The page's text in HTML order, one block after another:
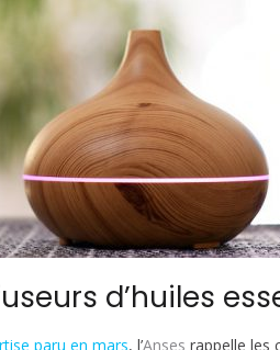
d’huiles
paru en mars, l’Anses rappelle les